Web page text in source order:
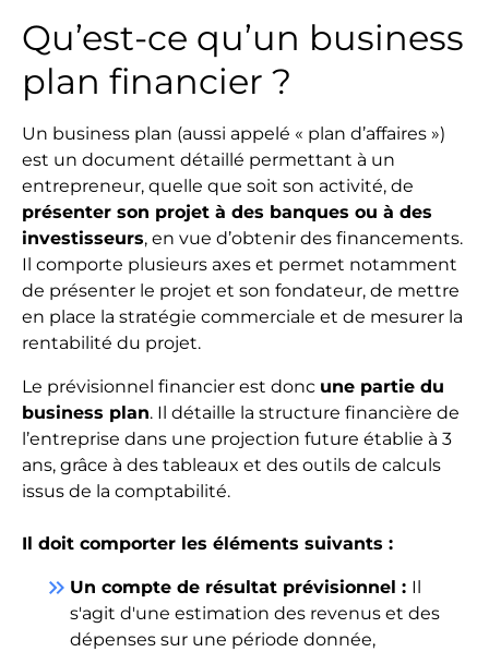
Qu’est-ce qu’un business
plan financier ?
Un business plan (aussi appelé « plan d’affaires »)
est un document détaillé permettant à un
entrepreneur, quelle que soit son activité, de
présenter son projet à des banques ou à des
investisseurs, en vue d’obtenir des financements.
Il comporte plusieurs axes et permet notamment
de présenter le projet et son fondateur, de mettre
en place la stratégie commerciale et de mesurer la
rentabilité du projet.
Le prévisionnel financier est donc une partie du
business plan. Il détaille la structure financière de
l’entreprise dans une projection future établie à 3
ans, grâce à des tableaux et des outils de calculs
issus de la comptabilité.
Il doit comporter les éléments suivants :
keyboard_double_arrow_right Un compte de résultat prévisionnel : Il
s'agit d'une estimation des revenus et des
dépenses sur une période donnée,